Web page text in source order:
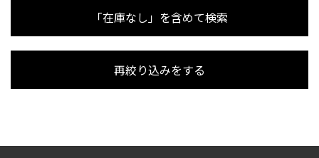
「在庫なし」を含めて検索
再絞り込みをする